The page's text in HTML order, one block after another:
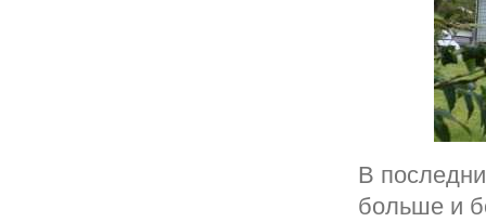
В
больше и